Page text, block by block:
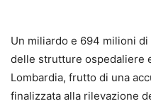
Un miliardo e 694 milioni
delle strutture ospedaliere
Lombardia, frutto di una
finalizzata alla rilevazione